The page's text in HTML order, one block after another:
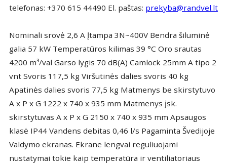
telefonas: +370 615 44490 El. paštas: prekyba@randvel.lt
Nominali srovė 2,6 A Įtampa 3N~400V Bendra šiluminė
galia 57 kW Temperatūros kilimas 39 °C Oro srautas
4200 m³/val Garso lygis 70 dB(A) Camlock 25mm A tipo 2
vnt Svoris 117,5 kg Viršutinės dalies svoris 40 kg
Apatinės dalies svoris 77,5 kg Matmenys be skirstytuvo
A x P x G 1222 x 740 x 935 mm Matmenys įsk.
skirstytuvas A x P x G 2150 x 740 x 935 mm Apsaugos
klasė IP44 Vandens debitas 0,46 l/s Pagaminta Švedijoje
Valdymo ekranas. Ekrane lengvai reguliuojami
nustatymai tokie kaip temperatūra ir ventiliatoriaus